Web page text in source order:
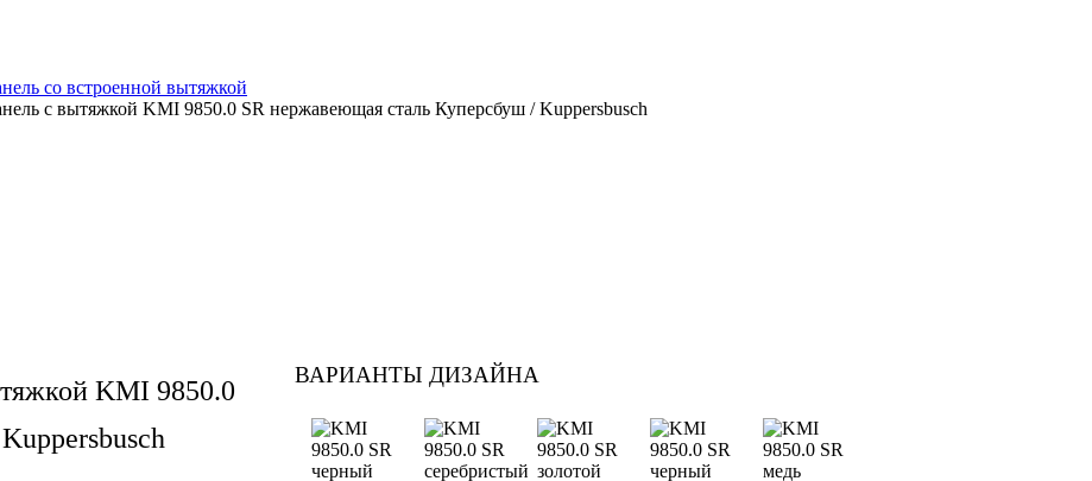
со встроенной вытяжкой
с вытяжкой KMI 9850.0 SR нержавеющая сталь Куперсбуш / Kuppersbusch
KMI 9850.0
ВАРИАНТЫ ДИЗАЙНА